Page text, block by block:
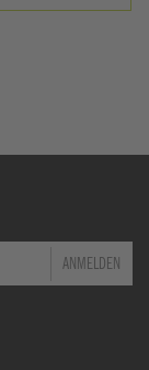
ANMELDEN